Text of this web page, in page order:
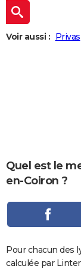
Guides de France
Escapades
Patrimoine
Expositions
Musées
Week-end nature
+
LIFESTYLE
SANTE
Carte de Noël
Carte Bonne année
Carte Saint-Valentin
Carte Pâques
Carte d'anniversaire
DICTIONNAIRE
Dictionnaire
Biographies
Citations
Expressions
Proverbes
PROGRAMME TV
COPAINS D'AVANT
S'inscrire
Se connecter
Lycées
Collèges
Primaires
Universités
Entreprises
Service militaire
Avis de recherche
AVIS DE DÉCÈS
Voir aussi : Privas
Quel est le
en-Coiron ?
Pour chacun des
calculée par